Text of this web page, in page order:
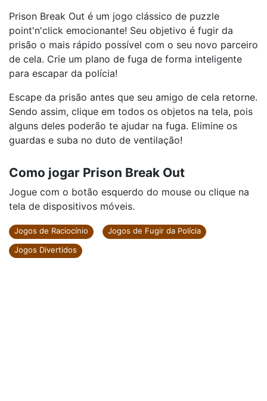
Prison Break Out é um jogo clássico de puzzle
point'n'click emocionante! Seu objetivo é fugir da
prisão o mais rápido possível com o seu novo parceiro
de cela. Crie um plano de fuga de forma inteligente
para escapar da polícia!
Escape da prisão antes que seu amigo de cela retorne.
Sendo assim, clique em todos os objetos na tela, pois
alguns deles poderão te ajudar na fuga. Elimine os
guardas e suba no duto de ventilação!
Como jogar Prison Break Out
Jogue com o botão esquerdo do mouse ou clique na
tela de dispositivos móveis.
Jogos de Raciocínio
Jogos de Fugir da Polícia
Jogos Divertidos